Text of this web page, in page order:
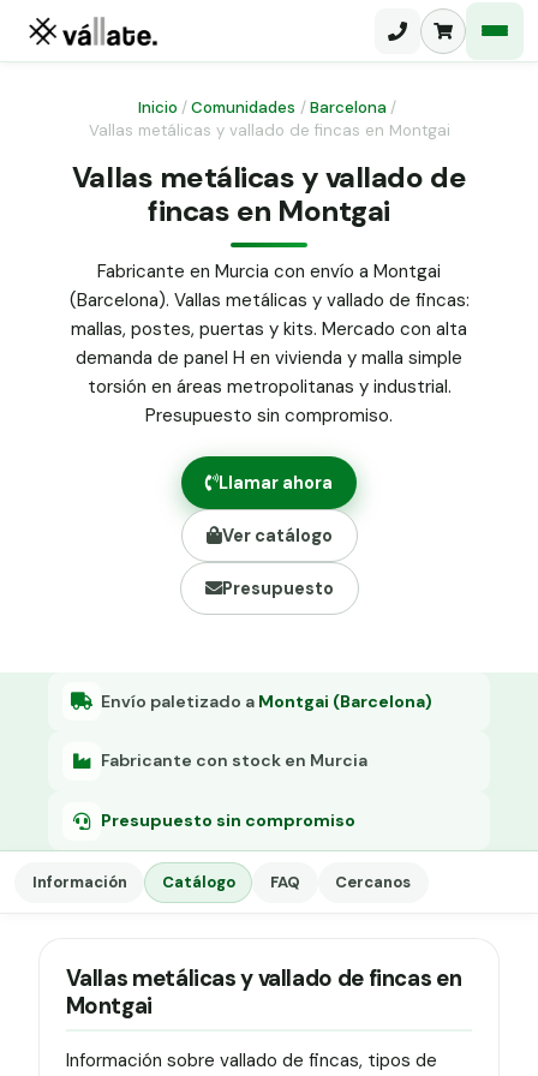
Malla ganadera
Malla simple torsión
Malla triple torsión
Panel malla H.
Puerta abatible dos hojas
Puerta acceso peatonal
Poste malla Hércules
Poste malla simple torsión
Alambre de espino galvanizado
Abrazadera PVC malla H.
Grapa malla H.
Grapadora
Tensor galvanizado
Inicio /Comunidades / Barcelona /
Vallas metálicas y vallado de fincas en Montgai
Vallas metálicas y vallado de
fincas en Montgai
Fabricante en Murcia con envío a Montgai
(Barcelona). Vallas metálicas y vallado de fincas:
mallas, postes, puertas y kits. Mercado con alta
demanda de panel H en vivienda y malla simple
torsión en áreas metropolitanas y industrial.
Presupuesto sin compromiso.
Llamar ahora
Ver catálogo
Presupuesto
Envío paletizado a Montgai (Barcelona)
Fabricante con stock en Murcia
Presupuesto sin compromiso
Información Catálogo FAQ Cercanos
Vallas metálicas y vallado de fincas en
Montgai
Información sobre vallado de fincas, tipos de